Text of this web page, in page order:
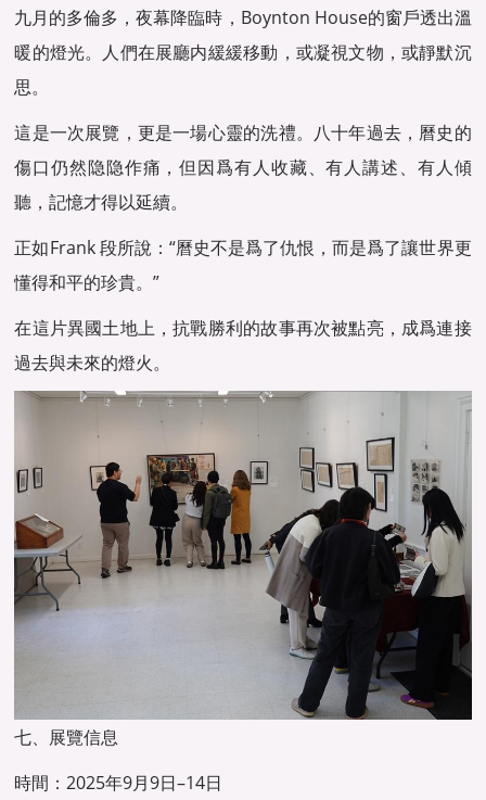
九月的多倫多，夜幕降臨時，Boynton House的窗戶透出溫
暖的燈光。人們在展廳内緩緩移動，或凝視文物，或靜默沉
思。
這是一次展覽，更是一場心靈的洗禮。八十年過去，曆史的
傷口仍然隐隐作痛，但因爲有人收藏、有人講述、有人傾
聽，記憶才得以延續。
正如Frank 段所說：“曆史不是爲了仇恨，而是爲了讓世界更
懂得和平的珍貴。”
在這片異國土地上，抗戰勝利的故事再次被點亮，成爲連接
過去與未來的燈火。
七、展覽信息
時間：2025年9月9日–14日